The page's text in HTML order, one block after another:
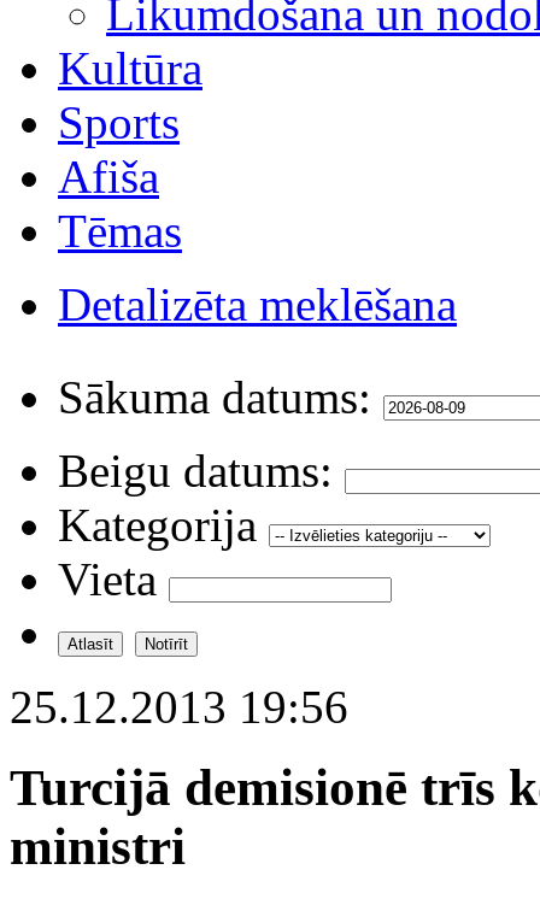
Likumdošana un
Kultūra
Sports
Afiša
Tēmas
Detalizēta meklēšana
Sākuma datums:
Beigu datums:
Kategorija
Vieta
25.12.2013 19:56
Turcijā demisionē trīs
ministri